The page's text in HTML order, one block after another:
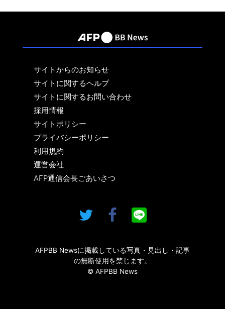
サイトからのお知らせ
サイトに関するヘルプ
サイトに関するお問い合わせ
採用情報
サイトポリシー
プライバシーポリシー
利用規約
運営会社
AFP通信会長ごあいさつ
AFPBB Newsに掲載している写真・見出し・記事
の無断使用を禁じます。
© AFPBB News